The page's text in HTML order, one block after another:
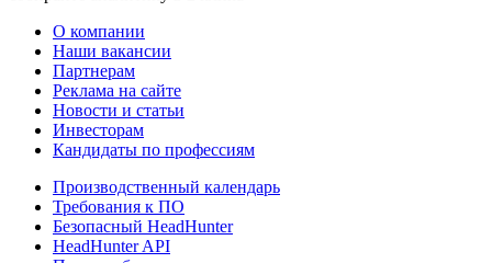
О компании
Наши вакансии
Партнерам
Реклама на сайте
Новости и статьи
Инвесторам
Кандидаты по профессиям
Производственный календарь
Требования к ПО
Безопасный HeadHunter
HeadHunter API